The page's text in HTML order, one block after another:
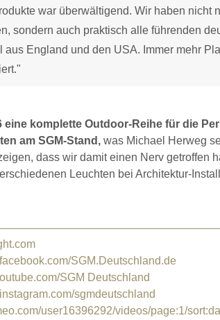
war überwältigend. Wir haben
sondern auch praktisch alle führenden
aus England und den USA. Immer mehr
eine komplette Outdoor-Reihe für die
am SGM-Stand, was Michael Herweg
dass wir damit einen Nerv getroffen
Leuchten bei Architektur-
SGM.Deutschland.de
SGM Deutschland
sgmdeutschland
user16396292/videos/page:1/